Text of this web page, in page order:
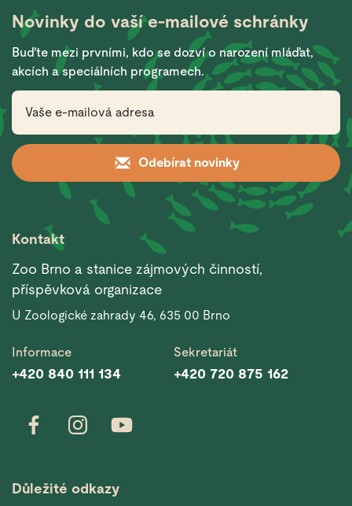
Novinky do vašíe-mailové schránky
Buďte mezi prvními, kdo se dozví o narození mláďat,
akcích a speciálních programech.
Odebírat novinky
Kontakt
Zoo Brno a stanice zájmových činností,
příspěvková organizace
U Zoologické zahrady 46, 635 00 Brno
Informace
+420 840 111 134
Sekretariát
+420 720 875 162
Důležité odkazy